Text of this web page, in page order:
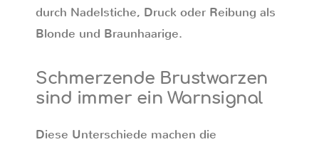
durch Nadelstiche, Druck oder Reibung als
Blonde und Braunhaarige.
Schmerzende Brustwarzen
sind immer ein Warnsignal
Diese Unterschiede machen die